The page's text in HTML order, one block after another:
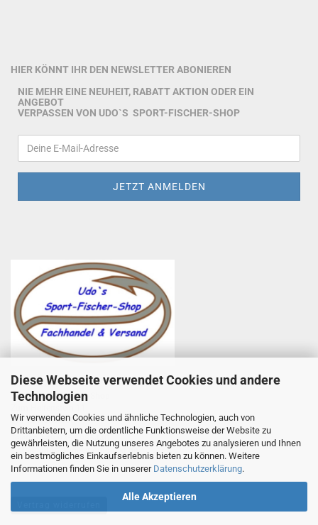
Diese Webseite verwendet Cookies und andere
Technologien
Wir verwenden Cookies und ähnliche Technologien, auch von
Drittanbietern, um die ordentliche Funktionsweise der Website zu
gewährleisten, die Nutzung unseres Angebotes zu analysieren und Ihnen
ein bestmögliches Einkaufserlebnis bieten zu können. Weitere
Informationen finden Sie in unserer Datenschutzerklärung.
Alle Akzeptieren
HIER KÖNNT IHR DEN NEWSLETTER ABONIEREN
NIE MEHR EINE NEUHEIT, RABATT AKTION ODER EIN
ANGEBOT
VERPASSEN VON UDO`S SPORT-FISCHER-SHOP
Udo Totzauer
Udo`s Sport-Fischer-Shop
97753 Karlstadt
Telefon +49 9353 985440
E-Mail
info@angelsport-direkt.de